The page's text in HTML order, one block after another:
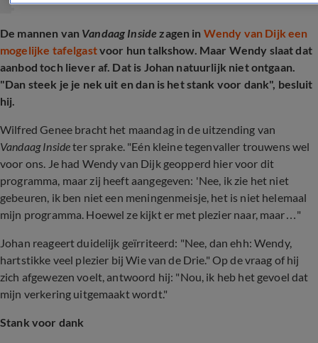
De mannen van Vandaag Inside zagen in Wendy van Dijk een
mogelijke tafelgastvoor hun talkshow. Maar Wendy slaat dat
aanbod toch liever af. Dat is Johan natuurlijk niet ontgaan.
"Dan steek je je nek uit en dan is het stank voor dank", besluit
hij.
Wilfred Genee bracht het maandag in de uitzending van
Vandaag Insideter sprake. "Eén kleine tegenvaller trouwens wel
voor ons. Je had Wendy van Dijk geopperd hier voor dit
programma, maar zij heeft aangegeven: 'Nee, ik zie het niet
gebeuren, ik ben niet een meningenmeisje, het is niet helemaal
mijn programma. Hoewel ze kijkt er met plezier naar, maar…"
Johan reageert duidelijk geïrriteerd: "Nee, dan ehh: Wendy,
hartstikke veel plezier bij Wie van de Drie." Op de vraag of hij
zich afgewezen voelt, antwoord hij: "Nou, ik heb het gevoel dat
mijn verkering uitgemaakt wordt."
Stank voor dank